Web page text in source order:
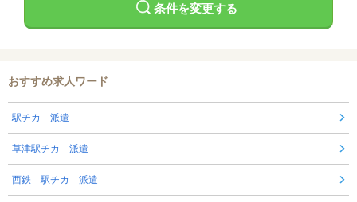
条件を変更する
おすすめ求人ワード
駅チカ 派遣
草津駅チカ 派遣
西鉄 駅チカ 派遣